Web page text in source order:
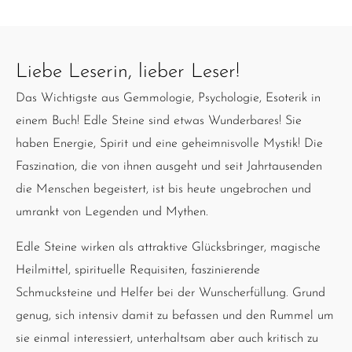
Liebe Leserin, lieber Leser!
Das Wichtigste aus Gemmologie, Psychologie, Esoterik in
einem Buch! Edle Steine sind etwas Wunderbares! Sie
haben Energie, Spirit und eine geheimnisvolle Mystik! Die
Faszination, die von ihnen ausgeht und seit Jahrtausenden
die Menschen begeistert, ist bis heute ungebrochen und
umrankt von Legenden und Mythen.
Edle Steine wirken als attraktive Glücksbringer, magische
Heilmittel, spirituelle Requisiten, faszinierende
Schmucksteine und Helfer bei der Wunscherfüllung. Grund
genug, sich intensiv damit zu befassen und den Rummel um
sie einmal interessiert, unterhaltsam aber auch kritisch zu